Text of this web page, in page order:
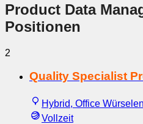
Product Data
Positionen
2
Quality Specialist
Hybrid, Office
Vollzeit